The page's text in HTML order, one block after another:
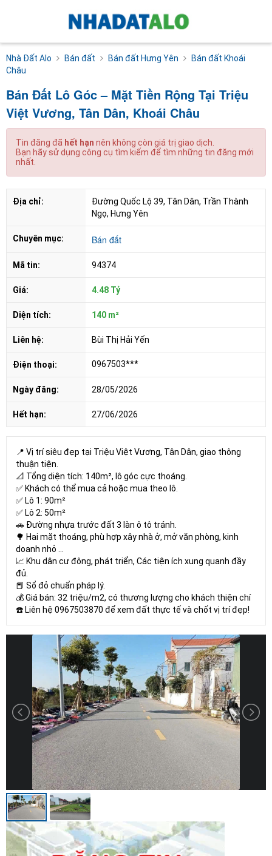
Nhà Đất Alo Bán đất Bán đất Hưng Yên
Bán đất Khoái
Châu
Bán Đất Lô Góc – Mặt Tiền Rộng Tại Triệu
Việt Vương, Tân Dân, Khoái Châu
Tin đăng đã hết hạn nên không còn giá trị giao dịch.
Bạn hãy sử dụng công cụ tìm kiếm để tìm những tin đăng mới
nhất.
Địa chỉ:
Đường Quốc Lộ 39, Tân Dân, Trần Thành
Ngọ, Hưng Yên
Chuyên mục: Bán đất
Mã tin: 94374
Giá: 4.48 Tỷ
Diện tích: 140 m²
Liên hệ: Bùi Thị Hải Yến
Điện thoại: 0967503***
Ngày đăng: 28/05/2026
Hết hạn: 27/06/2026
📍 Vị trí siêu đẹp tại Triệu Việt Vương, Tân Dân, giao thông
thuận tiện.
📐 Tổng diện tích: 140m², lô góc cực thoáng.
✅ Khách có thể mua cả hoặc mua theo lô.
✅ Lô 1: 90m²
✅ Lô 2: 50m²
🚗 Đường nhựa trước đất 3 làn ô tô tránh.
🌳 Hai mặt thoáng, phù hợp xây nhà ở, mở văn phòng, kinh
doanh nhỏ ...
📈 Khu dân cư đông, phát triển, Các tiện ích xung quanh đầy
đủ.
📕 Sổ đỏ chuẩn pháp lý.
💰 Giá bán: 32 triệu/m2, có thương lượng cho khách thiện chí
☎️ Liên hệ 0967503870 để xem đất thực tế và chốt vị trí đẹp!